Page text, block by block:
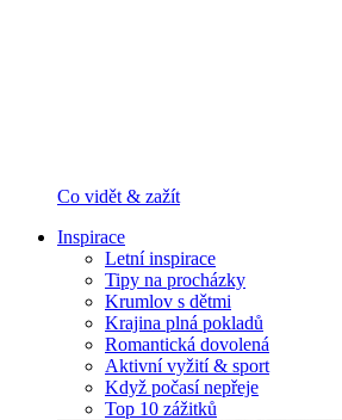
Co vidět & zažít
Inspirace
Letní inspirace
Tipy na procházky
Krumlov s dětmi
Krajina plná pokladů
Romantická dovolená
Aktivní vyžití & sport
Když počasí nepřeje
Top 10 zážitků